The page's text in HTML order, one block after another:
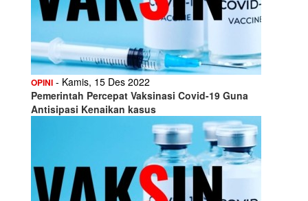
OPINI - Kamis, 15 Des 2022
Pemerintah Percepat Vaksinasi Covid-19 Guna
Antisipasi Kenaikan kasus